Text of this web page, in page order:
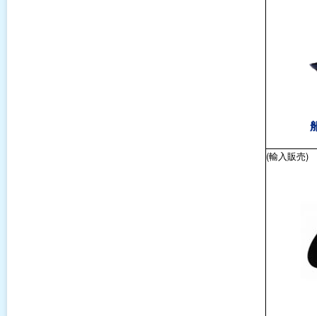
(輸入販売)